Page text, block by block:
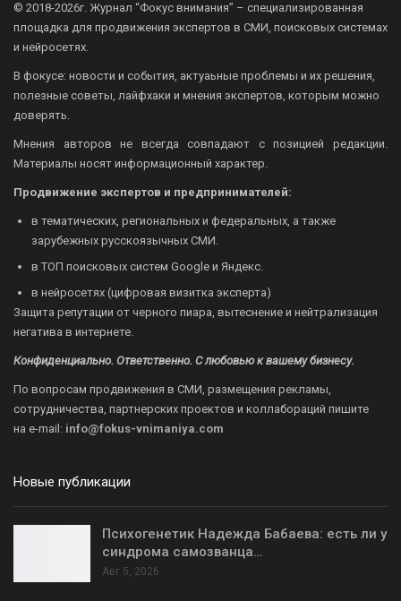
© 2018-2026г. Журнал “Фокус внимания” – специализированная
площадка для продвижения экспертов в СМИ, поисковых системах
и нейросетях.
В фокусе: новости и события, актуаьные проблемы и их решения,
полезные советы, лайфхаки и мнения экспертов, которым можно
доверять.
Мнения авторов не всегда совпадают с позицией редакции.
Материалы носят информационный характер.
Продвижение экспертов и предпринимателей:
в тематических, региональных и федеральных, а также
зарубежных русскоязычных СМИ.
в ТОП поисковых систем Google и Яндекс.
в нейросетях (цифровая визитка эксперта)
Защита репутации от черного пиара, вытеснение и нейтрализация
негатива в интернете.
Конфиденциально. Ответственно. С любовью к вашему бизнесу.
По вопросам продвижения в СМИ, размещения рекламы,
сотрудничества, партнерских проектов и коллабораций пишите
на e-mail: info@fokus-vnimaniya.com
Новые публикации
Психогенетик Надежда Бабаева: есть ли у
синдрома самозванца…
Авг 5, 2026